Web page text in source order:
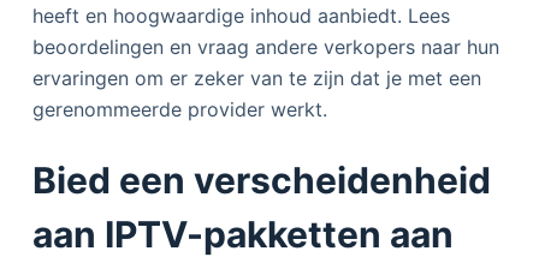
heeft en hoogwaardige inhoud aanbiedt. Lees
beoordelingen en vraag andere verkopers naar hun
ervaringen om er zeker van te zijn dat je met een
gerenommeerde provider werkt.
Bied een verscheidenheid
aan IPTV-pakketten aan